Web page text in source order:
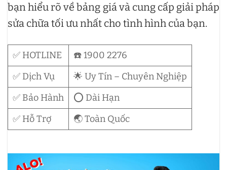
bạn hiểu rõ về bảng giá và cung cấp giải pháp
sửa chữa tối ưu nhất cho tình hình của bạn.
✅ HOTLINE
☎️ 1900 2276
✅ Dịch Vụ
🌟 Uy Tín – Chuyên Nghiệp
✅ Bảo Hành
⭕ Dài Hạn
✅ Hỗ Trợ
🌏 Toàn Quốc